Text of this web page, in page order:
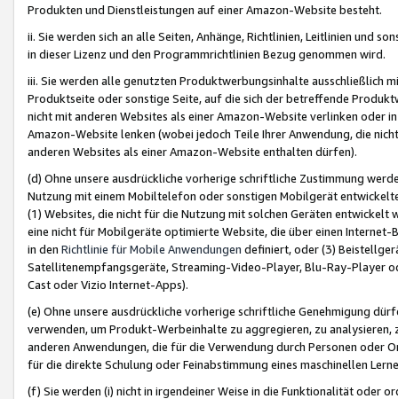
Produkten und Dienstleistungen auf einer Amazon-Website besteht.
ii. Sie werden sich an alle Seiten, Anhänge, Richtlinien, Leitlinien und
in dieser Lizenz und den Programmrichtlinien Bezug genommen wird.
iii. Sie werden alle genutzten Produktwerbungsinhalte ausschließlich
Produktseite oder sonstige Seite, auf die sich der betreffende
nicht mit anderen Websites als einer Amazon-Website verlinken oder
Amazon-Website lenken (wobei jedoch Teile Ihrer Anwendung, die
anderen Websites als einer Amazon-Website enthalten dürfen).
(d) Ohne unsere ausdrückliche vorherige schriftliche Zustimmung
Nutzung mit einem Mobiltelefon oder sonstigen Mobilgerät
(1) Websites, die nicht für die Nutzung mit solchen Geräten
eine nicht für Mobilgeräte optimierte Website, die über einen
in den Richtlinie für Mobile Anwendungen definiert, oder (3)
Satellitenempfangsgeräte, Streaming-Video-Player, Blu-Ray-Player
Cast oder Vizio Internet-Apps).
(e) Ohne unsere ausdrückliche vorherige schriftliche Genehmigung
verwenden, um Produkt-Werbeinhalte zu aggregieren, zu
anderen Anwendungen, die für die Verwendung durch Personen
für die direkte Schulung oder Feinabstimmung eines maschinellen
(f) Sie werden (i) nicht in irgendeiner Weise in die Funktionalität oder